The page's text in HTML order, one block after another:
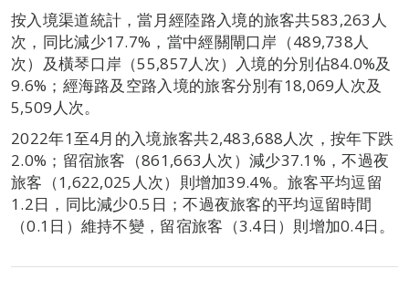
按入境渠道統計，當月經陸路入境的旅客共583,263人
次，同比減少17.7%，當中經關閘口岸（489,738人
次）及橫琴口岸（55,857人次）入境的分別佔84.0%及
9.6%；經海路及空路入境的旅客分別有18,069人次及
5,509人次。
2022年1至4月的入境旅客共2,483,688人次，按年下跌
2.0%；留宿旅客（861,663人次）減少37.1%，不過夜
旅客（1,622,025人次）則增加39.4%。旅客平均逗留
1.2日，同比減少0.5日；不過夜旅客的平均逗留時間
（0.1日）維持不變，留宿旅客（3.4日）則增加0.4日。